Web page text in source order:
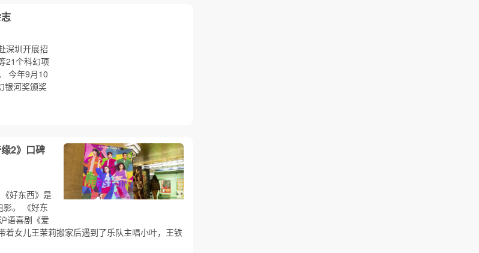
深圳开展招
21个科幻项
今年9月10
银河奖颁奖
2》口碑
好东西》是
影。 《好东
语喜剧《爱
女儿王茉莉搬家后遇到了乐队主唱小叶，王铁